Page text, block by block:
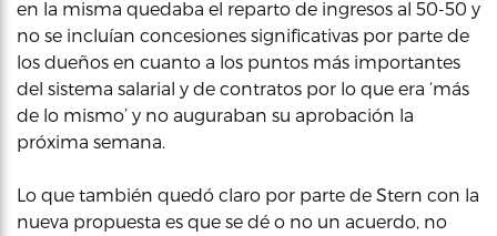
en la misma quedaba el reparto de ingresos al 50-50 y
no se incluían concesiones significativas por parte de
los dueños en cuanto a los puntos más importantes
del sistema salarial y de contratos por lo que era ‘más
de lo mismo’ y no auguraban su aprobación la
próxima semana.
Lo que también quedó claro por parte de Stern con la
nueva propuesta es que se dé o no un acuerdo, no